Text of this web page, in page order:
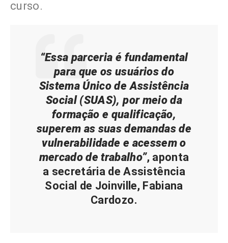
curso.
“Essa parceria é fundamental
para que os usuários do
Sistema Único de Assistência
Social (SUAS), por meio da
formação e qualificação,
superem as suas demandas de
vulnerabilidade e acessem o
mercado de trabalho”, aponta
a secretária de Assistência
Social de Joinville, Fabiana
Cardozo.